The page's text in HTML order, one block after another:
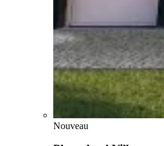
Nouveau